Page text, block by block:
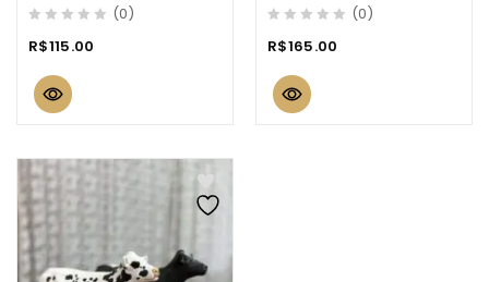
out
5
(0)
R$115.00
ESCULTURA CERÂMICA
out
5
(0)
R$165.00